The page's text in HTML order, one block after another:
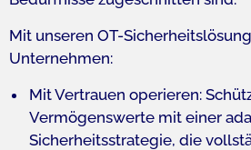
Mit unseren OT-
Unternehmen:​
​Mit Vertrauen operieren:
Vermögenswerte mit einer
Sicherheitsstrategie, die